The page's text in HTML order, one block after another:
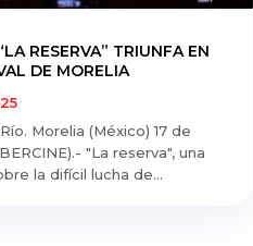
RESERVA” TRIUNFA EN
DE MORELIA
Morelia (México) 17 de
"La reserva", una
la difícil lucha de...